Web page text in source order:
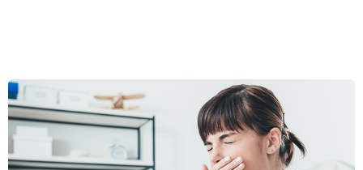
Müdigkeit bei der Arbeit: 7 Tipps, wie Sie sich schnell von
der Müdigkeit erholen können
Am Morgen sitzt man ganztägig auf der Arbeit, am Morgen hat man
noch genug Konzentration um einen guten Job zu machen, aber dann